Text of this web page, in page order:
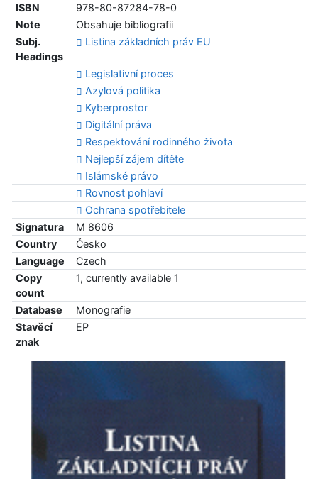
ISBN
978-80-87284-78-0
Note
Obsahuje bibliografii
Subj.
Headings
Listina základních práv EU
Legislativní proces
Azylová politika
Kyberprostor
Digitální práva
Respektování rodinného života
Nejlepší zájem dítěte
Islámské právo
Rovnost pohlaví
Ochrana spotřebitele
Signatura
M 8606
Country
Česko
Language
Czech
Copy
count
1, currently available 1
Database
Monografie
Stavěcí
znak
EP